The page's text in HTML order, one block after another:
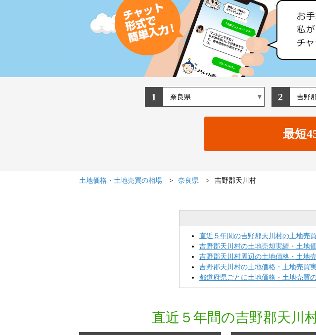
1 2
土地価格・土地売買の相場 奈良県 吉野郡天川村
直近５年間の吉野郡天川村の土地売
吉野郡天川村の土地売却実績・土地
吉野郡天川村周辺の土地価格・土地
吉野郡天川村の土地価格・土地売買
都道府県ごとに土地価格・土地売買
直近５年間の吉野郡天川